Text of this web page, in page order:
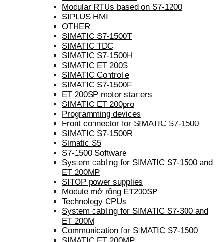
Modular RTUs based on S7-1200
SIPLUS HMI
OTHER
SIMATIC S7-1500T
SIMATIC TDC
SIMATIC S7-1500H
SIMATIC ET 200S
SIMATIC Controlle
SIMATIC S7-1500F
ET 200SP motor starters
SIMATIC ET 200pro
Programming devices
Front connector for SIMATIC S7-1500
SIMATIC S7-1500R
Simatic S5
S7-1500 Software
System cabling for SIMATIC S7-1500 and
ET 200MP
SITOP power supplies
Module mở rộng ET200SP
Technology CPUs
System cabling for SIMATIC S7-300 and
ET 200M
Communication for SIMATIC S7-1500